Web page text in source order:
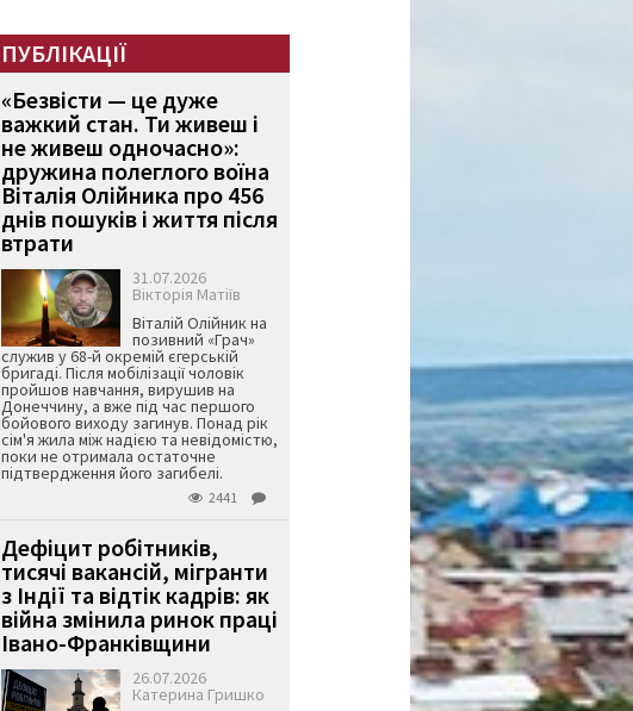
ПУБЛІКАЦІЇ
«Безвісти — це дуже
важкий стан. Ти живеш і
не живеш одночасно»:
дружина полеглого воїна
Віталія Олійника про 456
днів пошуків і життя після
втрати
31.07.2026
Вікторія Матіїв
Віталій Олійник на
позивний «Грач»
служив у 68-й окремій єгерській
бригаді. Після мобілізації чоловік
пройшов навчання, вирушив на
Донеччину, а вже під час першого
бойового виходу загинув. Понад рік
сім'я жила між надією та невідомістю,
поки не отримала остаточне
підтвердження його загибелі.
2441
Дефіцит робітників,
тисячі вакансій, мігранти
з Індії та відтік кадрів: як
війна змінила ринок праці
Івано-Франківщини
26.07.2026
Катерина Гришко